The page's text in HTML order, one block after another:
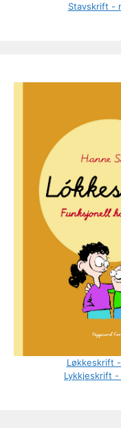
Stavskrift -
Løkkeskrift
Lykkjeskrift